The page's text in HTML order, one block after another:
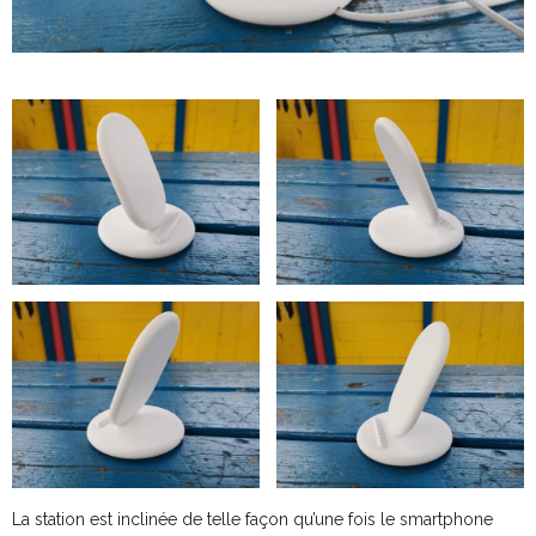
La station est inclinée de telle façon qu’une fois le smartphone